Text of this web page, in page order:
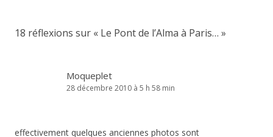
18 réflexions sur « Le Pont de l’Alma à Paris… »
Moqueplet
28 décembre 2010 à 5 h 58 min
effectivement quelques anciennes photos sont